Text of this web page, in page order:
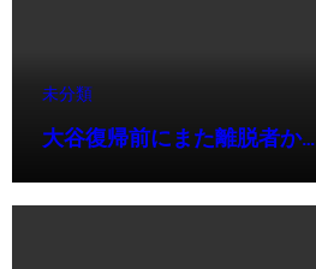
未分類
大谷復帰前にまた離脱者か…